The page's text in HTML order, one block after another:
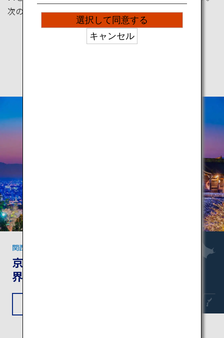
次のあなたの旅行先がここで見つかるでしょう！
京都・奈良：ユネスコ世
界遺産の旅
関西の見逃せないスポット
選択して同意する
キャンセル